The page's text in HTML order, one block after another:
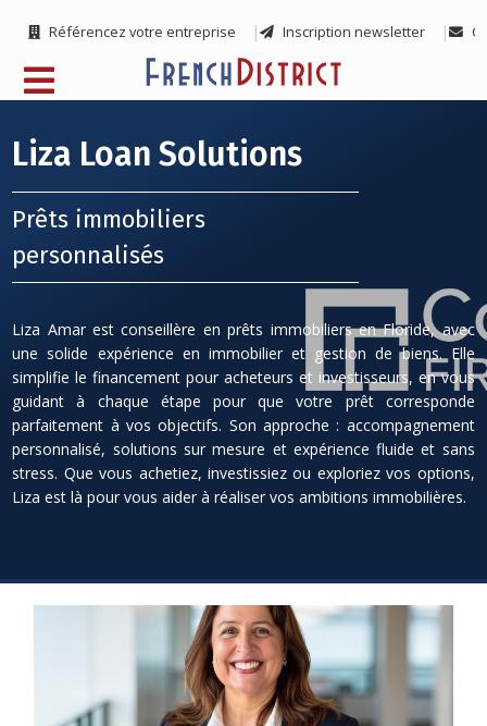
Référencez votre entreprise Inscription newsletter
Liza Loan Solutions
Prêts immobiliers
personnalisés
Liza Amar est conseillère en prêts immobiliers en Floride, avec
une solide expérience en immobilier et gestion de biens. Elle
simplifie le financement pour acheteurs et investisseurs, en vous
guidant à chaque étape pour que votre prêt corresponde
parfaitement à vos objectifs. Son approche : accompagnement
personnalisé, solutions sur mesure et expérience fluide et sans
stress. Que vous achetiez, investissiez ou exploriez vos options,
Liza est là pour vous aider à réaliser vos ambitions immobilières.